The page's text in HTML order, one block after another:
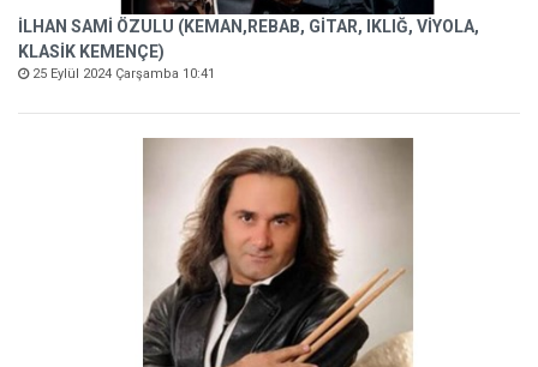
İLHAN SAMİ ÖZULU (KEMAN,REBAB, GİTAR, IKLIĞ, VİYOLA,
KLASİK KEMENÇE)
25 Eylül 2024 Çarşamba 10:41